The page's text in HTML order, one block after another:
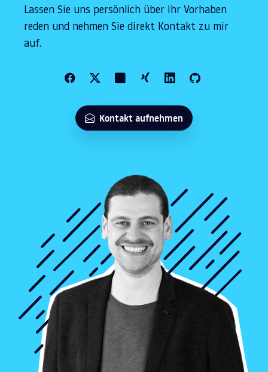
Lassen Sie uns persönlich über Ihr Vorhaben
reden und nehmen Sie direkt Kontakt zu mir
auf.
Kontakt aufnehmen